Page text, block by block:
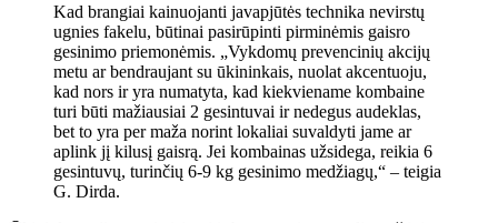
Kad brangiai kainuojanti javapjūtės technika nevirstų
ugnies fakelu, būtinai pasirūpinti pirminėmis gaisro
gesinimo priemonėmis. „Vykdomų prevencinių akcijų
metu ar bendraujant su ūkininkais, nuolat akcentuoju,
kad nors ir yra numatyta, kad kiekviename kombaine
turi būti mažiausiai 2 gesintuvai ir nedegus audeklas,
bet to yra per maža norint lokaliai suvaldyti jame ar
aplink jį kilusį gaisrą. Jei kombainas užsidega, reikia 6
gesintuvų, turinčių 6-9 kg gesinimo medžiagų,“ – teigia
G. Dirda.